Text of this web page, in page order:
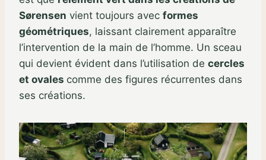
Sørensen vient toujours avec formes
géométriques, laissant clairement apparaître
l’intervention de la main de l’homme. Un sceau
qui devient évident dans l’utilisation de cercles
et ovales comme des figures récurrentes dans
ses créations.